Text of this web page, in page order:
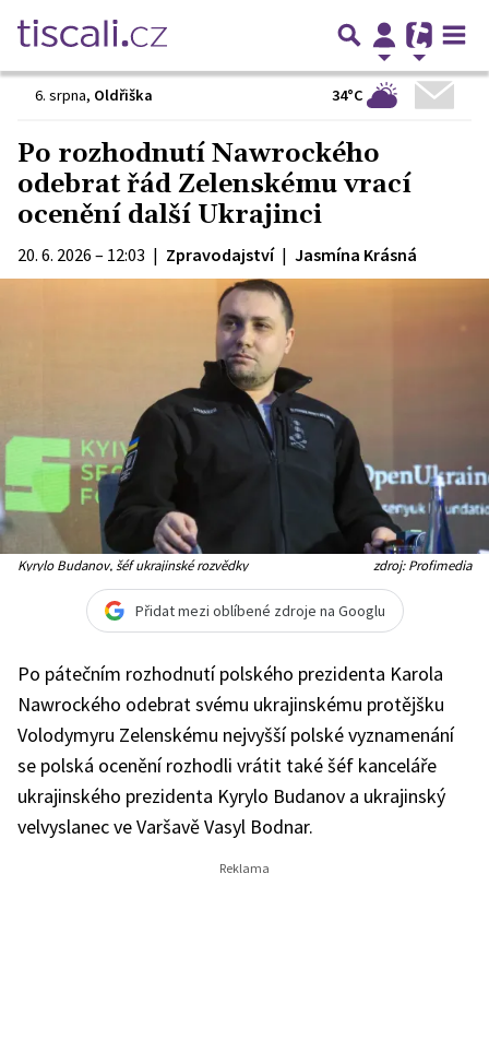
6. srpna, Oldřiška 34°C
Po rozhodnutí Nawrockého
odebrat řád Zelenskému vrací
ocenění další Ukrajinci
20. 6. 2026 – 12:03 | Zpravodajství | Jasmína Krásná
Kyrylo Budanov, šéf ukrajinské rozvědky zdroj: Profimedia
Přidat mezi oblíbené zdroje na Googlu
Po pátečním rozhodnutí polského prezidenta Karola
Nawrockého odebrat svému ukrajinskému protějšku
Volodymyru Zelenskému nejvyšší polské vyznamenání
se polská ocenění rozhodli vrátit také šéf kanceláře
ukrajinského prezidenta Kyrylo Budanov a ukrajinský
velvyslanec ve Varšavě Vasyl Bodnar.